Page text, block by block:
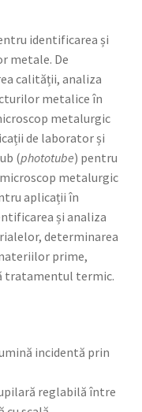
identificarea și
metale. De
calității, analiza
metalice în
metalurgic
de laborator și
(phototube) pentru
metalurgic
aplicații în
și analiza
determinarea
prime,
tratamentul termic.
incidentă prin
reglabilă între